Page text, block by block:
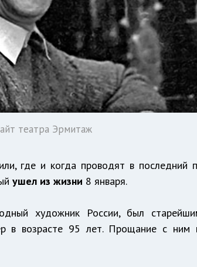
театра Эрмитаж
где и когда проводят в последний
ушел из жизни 8 января.
художник России, был
в возрасте 95 лет. Прощание с ним